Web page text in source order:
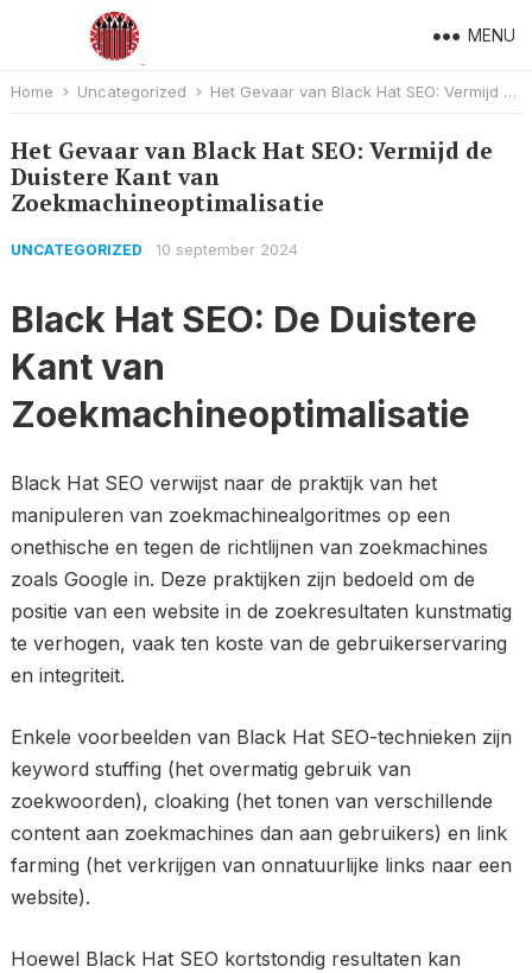
MENU
Home Uncategorized Het Gevaar van Black Hat SEO: Vermijd de Duistere Kant van Zoekmachineoptimalisatie
Het Gevaar van Black Hat SEO: Vermijd de
Duistere Kant van
Zoekmachineoptimalisatie
UNCATEGORIZED 10 september 2024
Black Hat SEO: De Duistere
Kant van
Zoekmachineoptimalisatie
Black Hat SEO verwijst naar de praktijk van het
manipuleren van zoekmachinealgoritmes op een
onethische en tegen de richtlijnen van zoekmachines
zoals Google in. Deze praktijken zijn bedoeld om de
positie van een website in de zoekresultaten kunstmatig
te verhogen, vaak ten koste van de gebruikerservaring
en integriteit.
Enkele voorbeelden van Black Hat SEO-technieken zijn
keyword stuffing (het overmatig gebruik van
zoekwoorden), cloaking (het tonen van verschillende
content aan zoekmachines dan aan gebruikers) en link
farming (het verkrijgen van onnatuurlijke links naar een
website).
Hoewel Black Hat SEO kortstondig resultaten kan